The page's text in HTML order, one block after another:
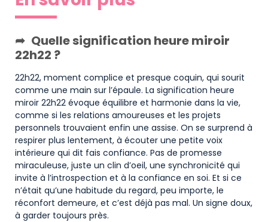
Quelle signification heure miroir
22h22 ?
22h22, moment complice et presque coquin, qui sourit
comme une main sur l’épaule. La signification heure
miroir 22h22 évoque équilibre et harmonie dans la vie,
comme si les relations amoureuses et les projets
personnels trouvaient enfin une assise. On se surprend à
respirer plus lentement, à écouter une petite voix
intérieure qui dit fais confiance. Pas de promesse
miraculeuse, juste un clin d’oeil, une synchronicité qui
invite à l’introspection et à la confiance en soi. Et si ce
n’était qu’une habitude du regard, peu importe, le
réconfort demeure, et c’est déjà pas mal. Un signe doux,
à garder toujours près.